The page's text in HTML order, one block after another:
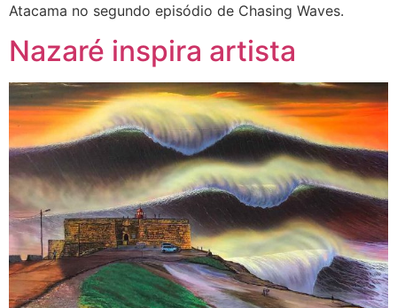
Atacama no segundo episódio de Chasing Waves.
Nazaré inspira artista